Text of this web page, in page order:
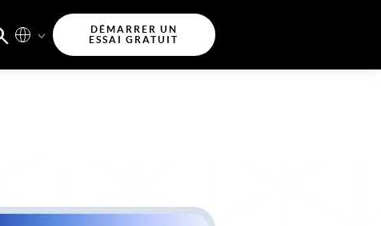
DÉMARRER UN
ESSAI GRATUIT